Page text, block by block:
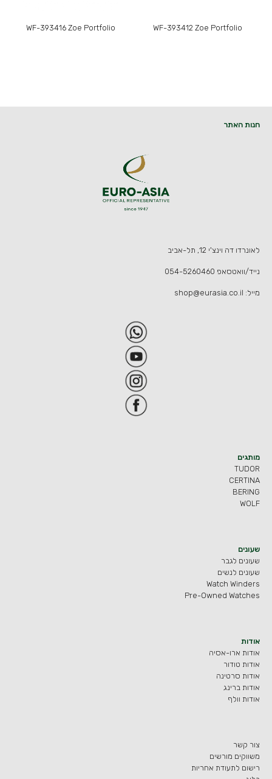
WF-393412 Zoe Portfolio
WF-393416 Zoe Portfolio
חנות האתר
לאונרדו דה וינצ'י 12, תל-אביב
נייד/וואטסאפ 054-5260460
מייל: shop@eurasia.co.il
מותגים
TUDOR
CERTINA
BERING
WOLF
שעונים
שעונים לגבר
שעונים לנשים
Watch Winders
Pre-Owned Watches
אודות
אודות ארו-אסיה
אודות טודור
אודות סרטינה
אודות ברינג
אודות וולף
צור קשר
משווקים מורשים
רישום לתעודת אחריות